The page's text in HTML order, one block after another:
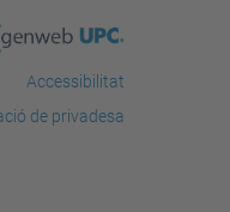
Accessibilitat
de privadesa